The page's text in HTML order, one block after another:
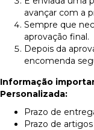
avançar com a
Sempre que
aprovação final.
Depois da
encomenda
Informação
Personalizada:
Prazo de
Prazo de